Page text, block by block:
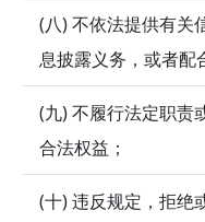
(八) 不依法提供有关
息披露义务，或者配
(九) 不履行法定职责
合法权益；
(十) 违反规定，拒绝